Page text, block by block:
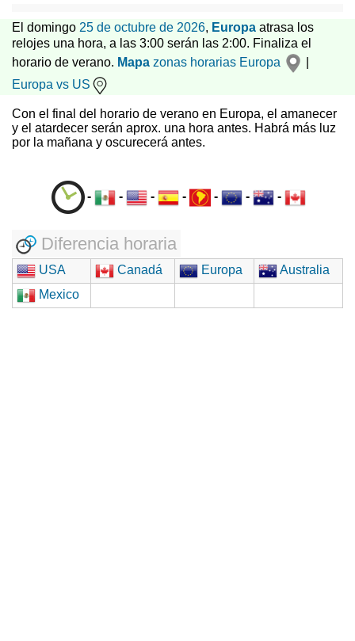
El domingo 25 de octubre de 2026, Europa atrasa los
relojes una hora, a las 3:00 serán las 2:00. Finaliza el
horario de verano. Mapa zonas horarias Europa
Europa vs US
Con el final del horario de verano en Europa, el amanecer
y el atardecer serán aprox. una hora antes. Habrá más luz
por la mañana y oscurecerá antes.
- - - - - - -
Diferencia horaria
USA Canadá Europa
Australia
Mexico